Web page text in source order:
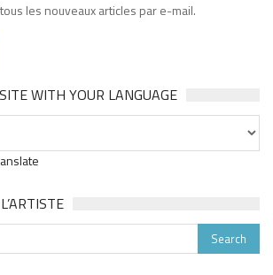
les nouveaux articles par e-mail.
WITH YOUR LANGUAGE